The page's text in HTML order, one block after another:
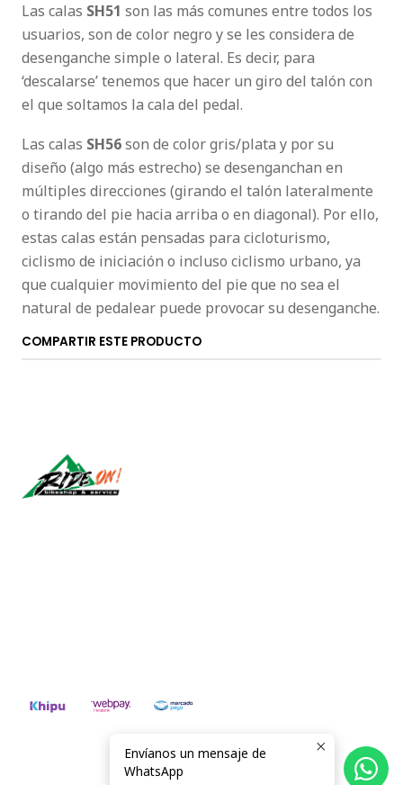
Las calas SH51 son las más comunes entre todos los
usuarios, son de color negro y se les considera de
desenganche simple o lateral. Es decir, para
‘descalarse’ tenemos que hacer un giro del talón con
el que soltamos la cala del pedal.
Las calas SH56son de color gris/plata y por su
diseño (algo más estrecho) se desenganchan en
múltiples direcciones (girando el talón lateralmente
o tirando del pie hacia arriba o en diagonal). Por ello,
estas calas están pensadas para cicloturismo,
ciclismo de iniciación o incluso ciclismo urbano, ya
que cualquier movimiento del pie que no sea el
natural de pedalear puede provocar su desenganche.
COMPARTIR ESTE PRODUCTO
Todos los derechos reservados.
Desarrollado por Jumpseller.
Envíanos un mensaje de
WhatsApp